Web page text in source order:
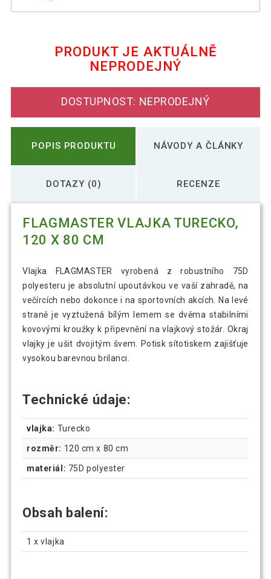
FLAGMASTER vlajka Bavorsko, 120 x 80
FLAGMASTER Vlajka Česká republika, 120
x 80 cm
FLAGMASTER Vlajka Evropské Unie, 120 x
80 cm
71 Kč
FLAGMASTER Vlajka Francie, 120 x 80 cm 70 Kč
FLAGMASTER Vlajka Irsko, 120 x 80 cm 88 Kč
cm
66 Kč
FLAGMASTER Vlajka Německo, 120 x 80
cm
FLAGMASTER Vlajka Nizozemí,120 x 80
PRODUKT JE AKTUÁLNĚ
NEPRODEJNÝ
DOSTUPNOST: NEPRODEJNÝ
POPIS PRODUKTU NÁVODY A ČLÁNKY
DOTAZY (0) RECENZE
FLAGMASTER VLAJKA TURECKO,
120 X 80 CM
Vlajka FLAGMASTER vyrobená z robustního 75D
polyesteru je absolutní upoutávkou ve vaší zahradě, na
večírcích nebo dokonce i na sportovních akcích. Na levé
straně je vyztužená bílým lemem se dvěma stabilními
kovovými kroužky k připevnění na vlajkový stožár. Okraj
vlajky je ušit dvojitým švem. Potisk sítotiskem zajišťuje
vysokou barevnou brilanci.
Technické údaje:
vlajka: Turecko
rozměr: 120 cm x 80 cm
materiál: 75D polyester
Obsah balení:
1 x vlajka